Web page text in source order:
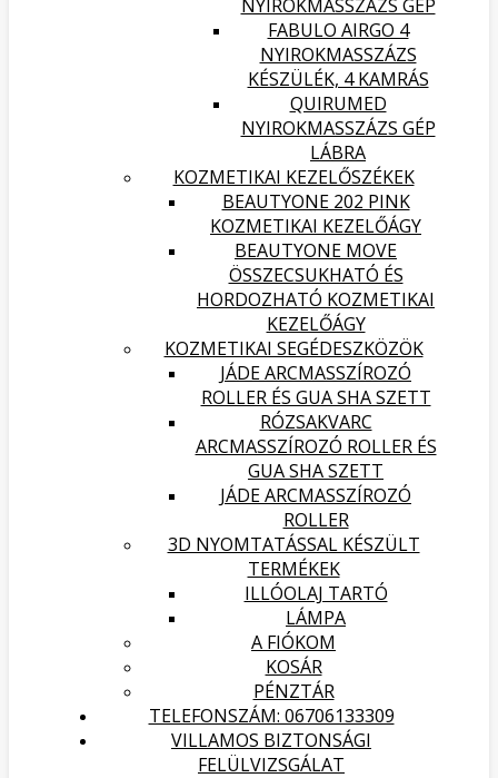
NYIROKMASSZÁZS GÉP
FABULO AIRGO 4
NYIROKMASSZÁZS
KÉSZÜLÉK, 4 KAMRÁS
QUIRUMED
NYIROKMASSZÁZS GÉP
LÁBRA
KOZMETIKAI KEZELŐSZÉKEK
BEAUTYONE 202 PINK
KOZMETIKAI KEZELŐÁGY
BEAUTYONE MOVE
ÖSSZECSUKHATÓ ÉS
HORDOZHATÓ KOZMETIKAI
KEZELŐÁGY
KOZMETIKAI SEGÉDESZKÖZÖK
JÁDE ARCMASSZÍROZÓ
ROLLER ÉS GUA SHA SZETT
RÓZSAKVARC
ARCMASSZÍROZÓ ROLLER ÉS
GUA SHA SZETT
JÁDE ARCMASSZÍROZÓ
ROLLER
3D NYOMTATÁSSAL KÉSZÜLT
TERMÉKEK
ILLÓOLAJ TARTÓ
LÁMPA
A FIÓKOM
KOSÁR
PÉNZTÁR
TELEFONSZÁM: 06706133309
VILLAMOS BIZTONSÁGI
FELÜLVIZSGÁLAT